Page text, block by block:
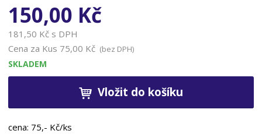
150,00 Kč
181,50 Kč s DPH
Cena za Kus 75,00 Kč (bez DPH)
SKLADEM
Vložit do košíku
cena: 75,- Kč/ks